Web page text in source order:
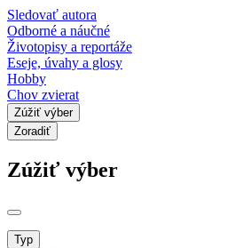
Sledovať autora
Odborné a náučné
Životopisy a reportáže
Eseje, úvahy a glosy
Hobby
Chov zvierat
Zúžiť výber
Zoradiť
Zúžiť výber
Typ